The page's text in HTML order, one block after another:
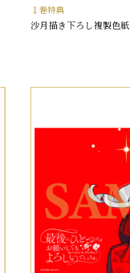
１巻特典
沙月描き下ろし複製色紙